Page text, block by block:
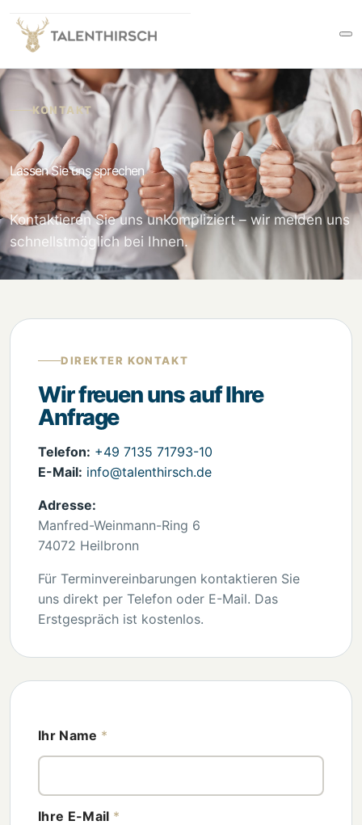
KONTAKT
Lassen Sie uns sprechen
Kontaktieren Sie uns unkompliziert – wir melden uns
schnellstmöglich bei Ihnen.
DIREKTER KONTAKT
Wir freuen uns auf Ihre
Anfrage
Telefon: +49 7135 71793-10
E-Mail: info@talenthirsch.de
Adresse:
Manfred-Weinmann-Ring 6
74072 Heilbronn
Für Terminvereinbarungen kontaktieren Sie
uns direkt per Telefon oder E-Mail. Das
Erstgespräch ist kostenlos.
Ihr Name *
Ihre E-Mail *